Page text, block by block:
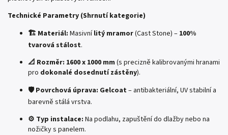
Technické Parametry (Shrnutí kategorie)
🏗️ Materiál: Masivnílitý mramor(Cast Stone) – 100%
tvarová stálost.
📐 Rozměr: 1600 x 1000 mm (s precizně kalibrovanými hranami
pro dokonalé dosednutí zástěny).
🛡️ Povrchová úprava: Gelcoat– antibakteriální, UV stabilní a
barevně stálá vrstva.
⚙️ Typ instalace: Na podlahu, zapuštění do dlažby nebo na
nožičky s panelem.